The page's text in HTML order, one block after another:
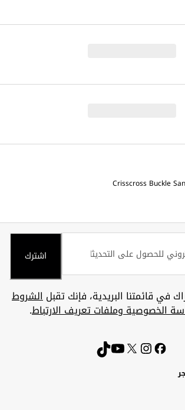
Crisscross Buckle
اشترك
في قائمتنا البريدية، فإنك تقبلالشروط
الخصوصية وملفات تعريف الارتباط.